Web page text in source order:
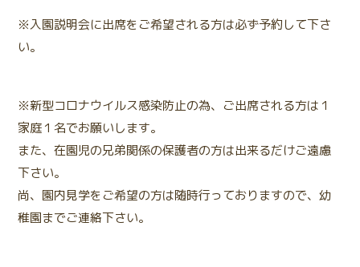
※入園説明会に出席をご希望される方は必ず予約して下さ
い。
※新型コロナウイルス感染防止の為、ご出席される方は１
家庭１名でお願いします。
また、在園児の兄弟関係の保護者の方は出来るだけご遠慮
下さい。
尚、園内見学をご希望の方は随時行っておりますので、幼
稚園までご連絡下さい。